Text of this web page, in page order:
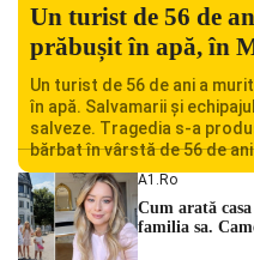
Un turist de 56 de
prăbușit în apă, în
Un turist de 56 de ani a
în apă. Salvamarii și
salveze. Tragedia s-a
bărbat în vârstă de 56 de
făcut rău în timp ce se afla
A1.ro
Cum arată
familia sa.